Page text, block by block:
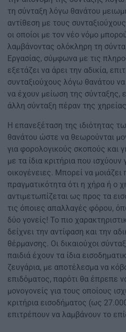
τη σύνταξη λόγω θανάτου
αντίθεση με τους
οι οποίοι με τον νέο νόμο
λαμβάνοντας ολόκληρη τη
Εργασίας, σύμφωνα με τις
εξετάζει να άρει την αδικία,
συνταξιούχους λόγω θανάτου
να έχουν μείωση της σύνταξης,
άλλη σύνταξη πέραν της
Η επανεξέταση της ιδιότητας
θανάτου ώστε να θεωρούνται
για φορολογικούς σκοπούς και
με τα ίδια κριτήρια που ισχύουν
οικογένειες. Μπορεί να μοιάζει
πραγματικότητα ότι η χήρα ή ο
αντιμετωπίζεται ως προς τα
τις όποιες απαλλαγές φόρου,
δύο γονείς! Το πιο
δείχνει την αντίφαση και την
θέρμανσης. Οι δικαιούχοι
παιδιά έχουν τα ίδια
ζευγάρια, με αποτέλεσμα να
επιδόματος, παρότι θα έπρεπε
μονογονείς για τους οποίους
κριτήρια εισοδήματος (ως
επιτρέπουν να λαμβάνουν το